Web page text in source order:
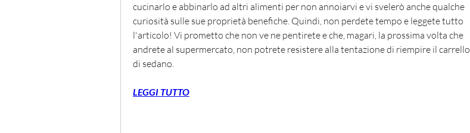
cucinarlo e abbinarlo ad altri alimenti per non annoiarvi e vi svelerò anche qualche
curiosità sulle sue proprietà benefiche. Quindi, non perdete tempo e leggete tutto
l'articolo! Vi prometto che non ve ne pentirete e che, magari, la prossima volta che
andrete al supermercato, non potrete resistere alla tentazione di riempire il carrello
di sedano.
LEGGI TUTTO